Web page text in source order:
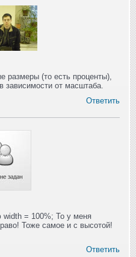
размеры (то есть проценты),
зависимости от масштаба.
Ответить
= 100%; То у меня
Тоже самое и с высотой!
Ответить